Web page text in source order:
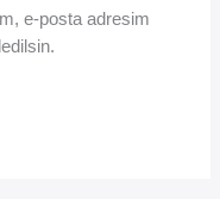
e-posta adresim